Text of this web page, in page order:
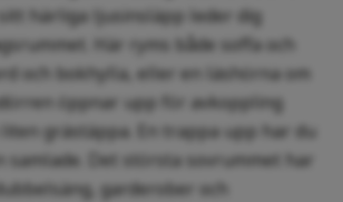
sitt härliga ljusinsläpp leder dig
Här ryms både soffa och
och bokhylla, eller en läshörna om
öppnar upp för avkoppling
grästäppa. En trappa upp har du
samlade. Det största sovrummet har
garderober och